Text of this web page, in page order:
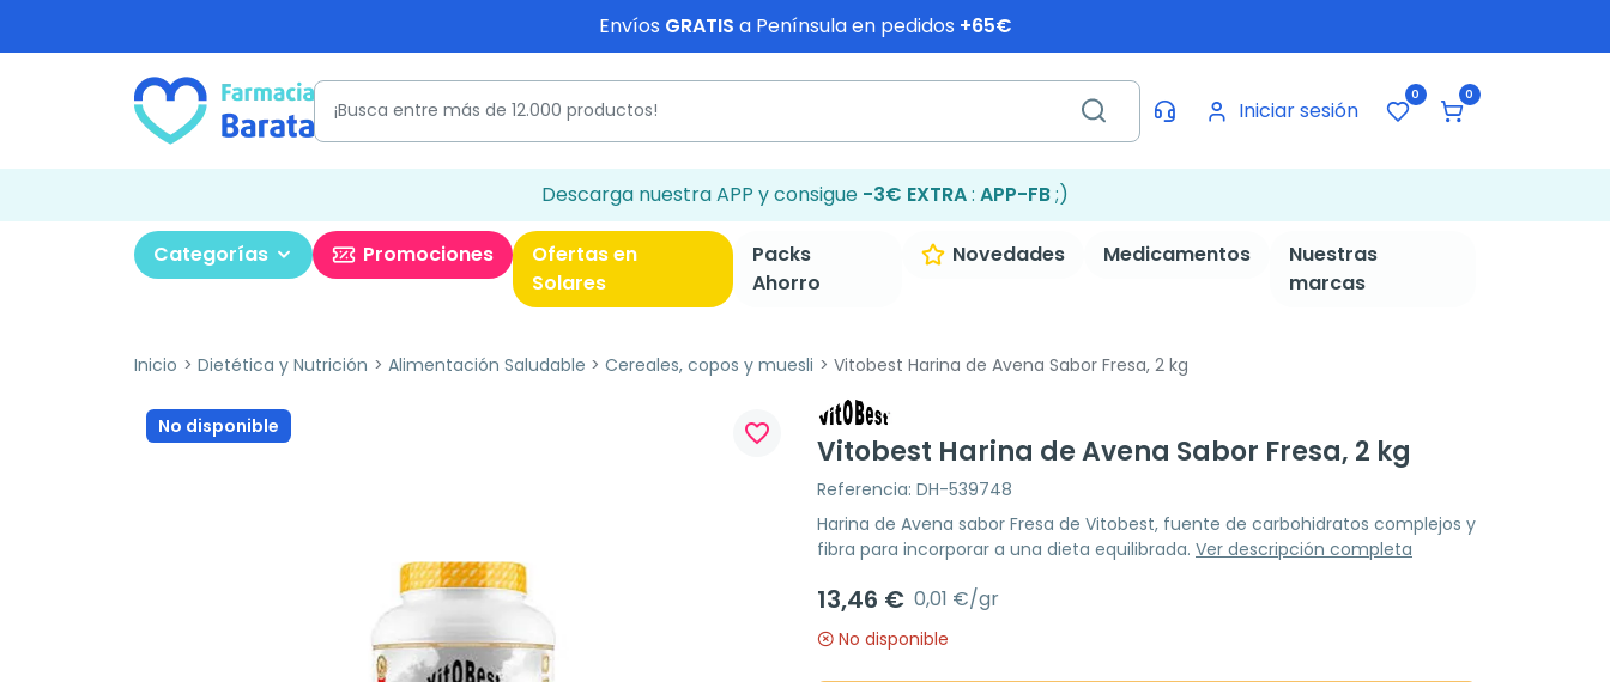
Envíos GRATIS a Península en pedidos +65€
Iniciar sesión
0 0
Descarga nuestra APP y consigue -3€ EXTRA: APP-FB;)
Categorías Promociones
Ofertas en
Solares
Packs
Ahorro
Novedades Medicamentos
Nuestras
marcas
Inicio Dietética y Nutrición Alimentación Saludable Cereales, copos y muesli Vitobest Harina de Avena Sabor Fresa, 2 kg
No disponible favorite_border
Vitobest Harina de Avena Sabor Fresa, 2 kg
Referencia: DH-539748
Harina de Avena sabor Fresa de Vitobest, fuente de carbohidratos complejos y
fibra para incorporar a una dieta equilibrada. Ver descripción completa
13,46 € 0,01 €/gr
No disponible